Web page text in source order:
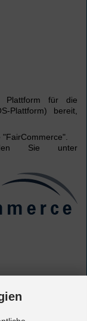
Plattform für die
Plattform) bereit,
"FairCommerce".
Sie unter